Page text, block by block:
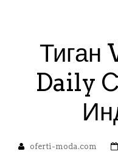
Тиган
Daily
oferti-moda.com